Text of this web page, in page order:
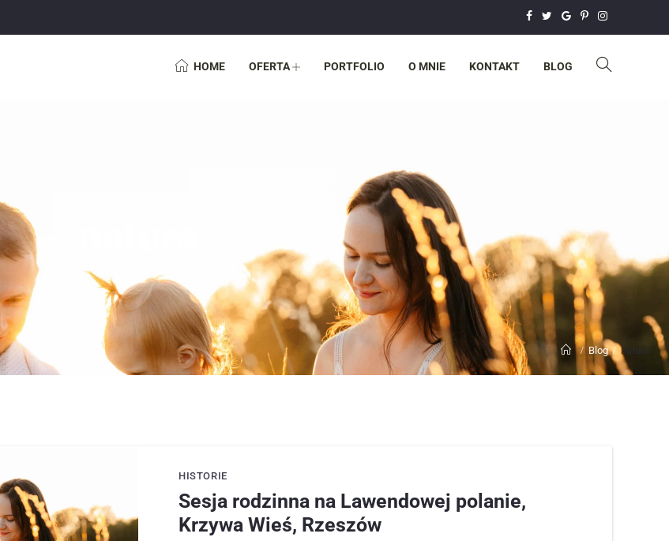
HOME OFERTA PORTFOLIO O MNIE KONTAKT BLOG
Blog natura
HISTORIE
Sesja rodzinna na Lawendowej polanie,
Krzywa Wieś, Rzeszów